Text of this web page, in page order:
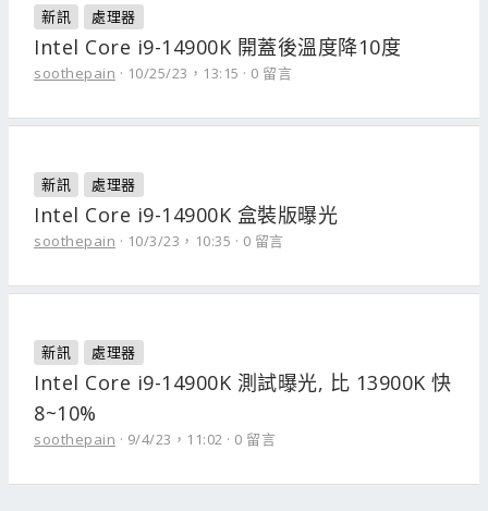
新訊 處理器
Intel Core i9-14900K 開蓋後溫度降10度
soothepain 10/25/23，13:15 0 留言
新訊 處理器
Intel Core i9-14900K 盒裝版曝光
soothepain 10/3/23，10:35 0 留言
新訊 處理器
Intel Core i9-14900K 測試曝光, 比 13900K 快
8~10%
soothepain 9/4/23，11:02 0 留言